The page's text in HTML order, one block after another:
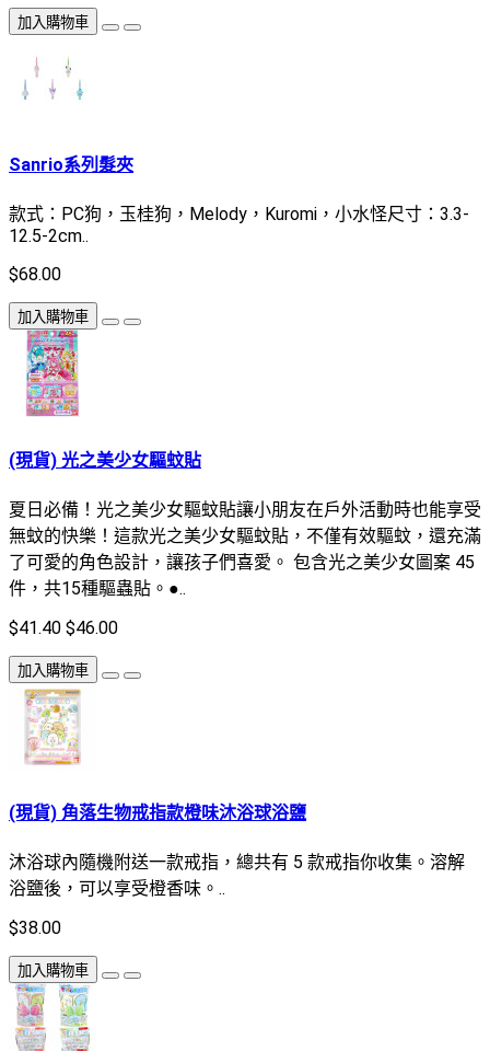
加入購物車
Sanrio系列髮夾
款式：PC狗，玉桂狗，Melody，Kuromi，小水怪尺寸：3.3-
12.5-2cm..
$68.00
加入購物車
(現貨) 光之美少女驅蚊貼
夏日必備！光之美少女驅蚊貼讓小朋友在戶外活動時也能享受
無蚊的快樂！這款光之美少女驅蚊貼，不僅有效驅蚊，還充滿
了可愛的角色設計，讓孩子們喜愛。 包含光之美少女圖案 45
件，共15種驅蟲貼。●..
$41.40 $46.00
加入購物車
(現貨) 角落生物戒指款橙味沐浴球浴鹽
沐浴球內隨機附送一款戒指，總共有 5 款戒指你收集。溶解
浴鹽後，可以享受橙香味。..
$38.00
加入購物車